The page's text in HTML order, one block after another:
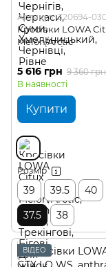
Артикул: 320694-
Кросівки LOWA
Melon/Arctic
5 616 грн 9 360 грн
В наявності
Купити
Розмір
39 39.5 40
37.5
38
ВІДЕО